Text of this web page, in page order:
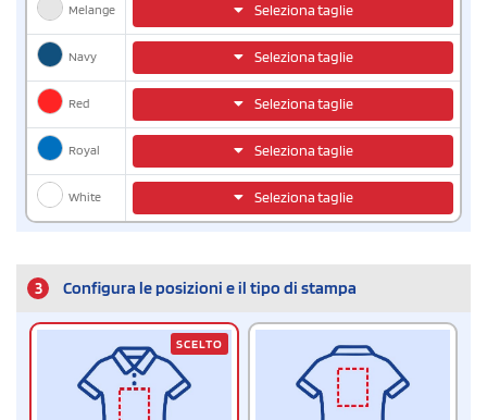
Melange Seleziona taglie
Navy Seleziona taglie
Red Seleziona taglie
Royal Seleziona taglie
White Seleziona taglie
3 Configura le posizioni e il tipo di stampa
SCELTO